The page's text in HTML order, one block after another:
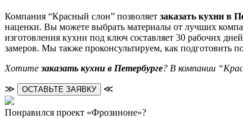
Компания “Красный слон” позволяет заказать кухни в
наценки. Вы можете выбрать материалы от лучших
изготовления кухни под ключ составляет 30 рабочих
замеров. Мы также проконсультируем, как подготовить
Хотите заказать кухни в Петербурге? В компании
≫ ОСТАВЬТЕ ЗАЯВКУ ≪
Понравился проект «Фрозиноне»?